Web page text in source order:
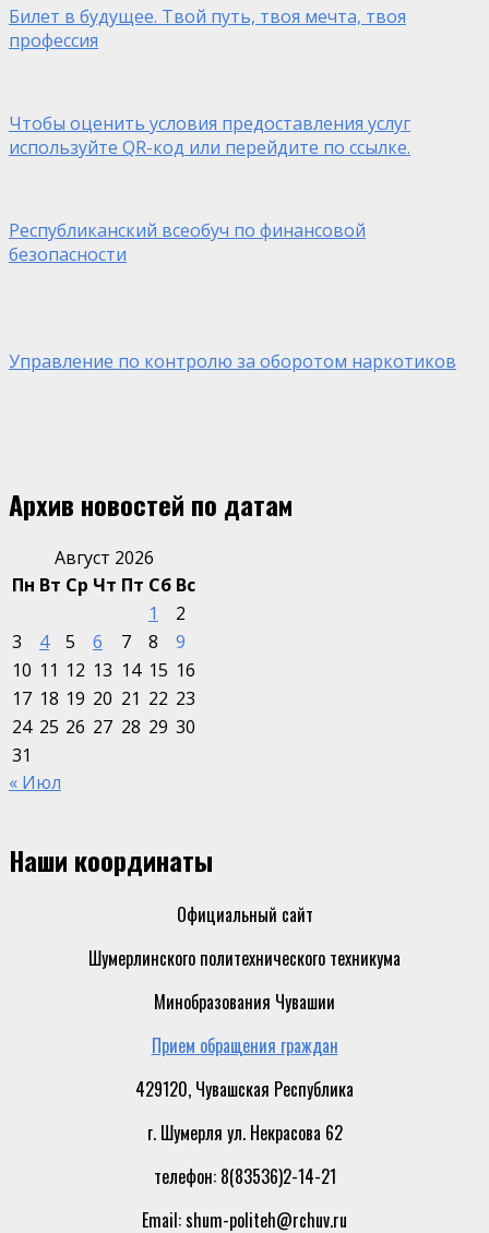
Билет в будущее. Твой путь, твоя мечта, твоя
профессия
Чтобы оценить условия предоставления услуг
используйте QR-код или перейдите по ссылке.
Республиканский всеобуч по финансовой
безопасности
Управление по контролю за оборотом наркотиков
Архив новостей по датам
Август 2026
Пн Вт Ср Чт Пт Сб Вс
1
2
3
4 5 6 7 8
9
10 11 12 13 14 15 16
17 18 19 20 21 22 23
24 25 26 27 28 29 30
31
« Июл
Наши координаты
Официальный сайт
Шумерлинского политехнического техникума
Минобразования Чувашии
Прием обращения граждан
429120, Чувашская Республика
г. Шумерля ул. Некрасова 62
телефон: 8(83536)2-14-21
Email: shum-politeh@rchuv.ru